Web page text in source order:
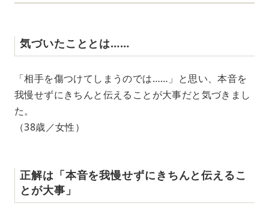
気づいたこととは……
「相手を傷つけてしまうのでは……」と思い、本音を
我慢せずにきちんと伝えることが大事だと気づきまし
た。
（38歳／女性）
正解は「本音を我慢せずにきちんと伝えるこ
とが大事」